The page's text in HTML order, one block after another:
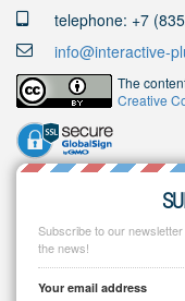
telephone: +7
info@interactive-
The
Creative
Subscribe to our
the news!
Your email address